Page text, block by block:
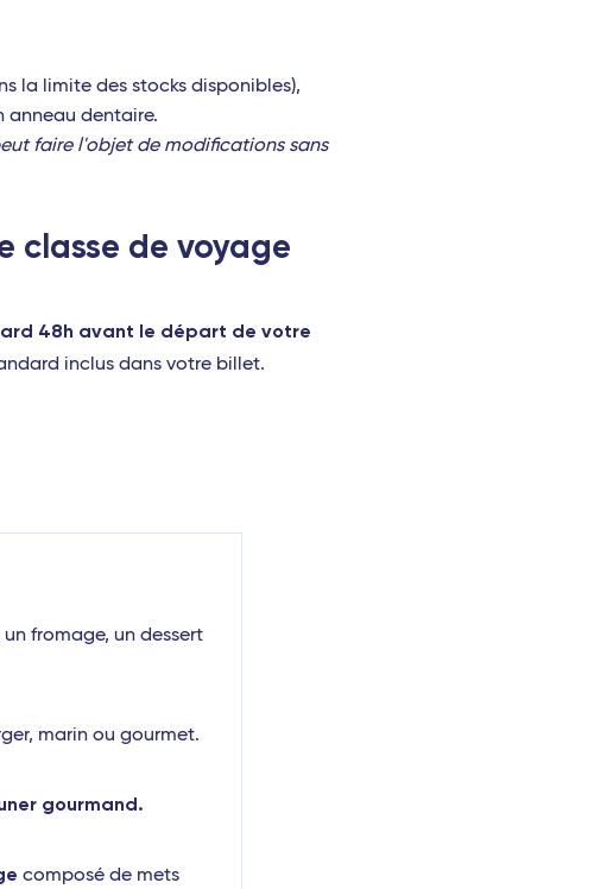
la limite des stocks disponibles),
anneau dentaire.
faire l'objet de modifications sans
classe de voyage
48h avant le départ de votre
inclus dans votre billet.
fromage, un dessert
marin ou gourmet.
gourmand.
composé de mets